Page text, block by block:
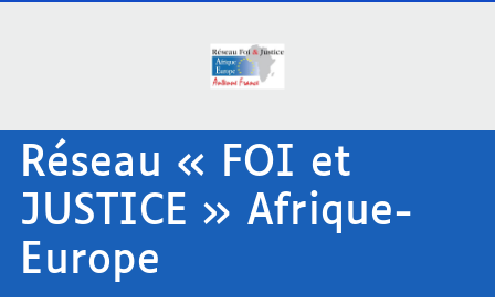
Réseau « FOI et
JUSTICE » Afrique-
Europe